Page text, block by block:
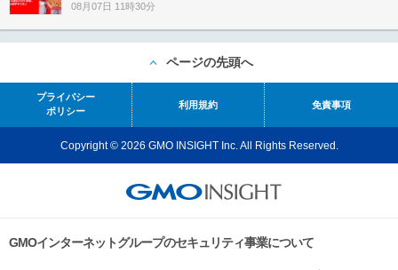
08月07日 11時30分
ページの先頭へ
プライバシー
ポリシー
利用規約 免責事項
Copyright © 2026 GMO INSIGHT Inc. All Rights Reserved.
GMOインターネットグループのセキュリティ事業について